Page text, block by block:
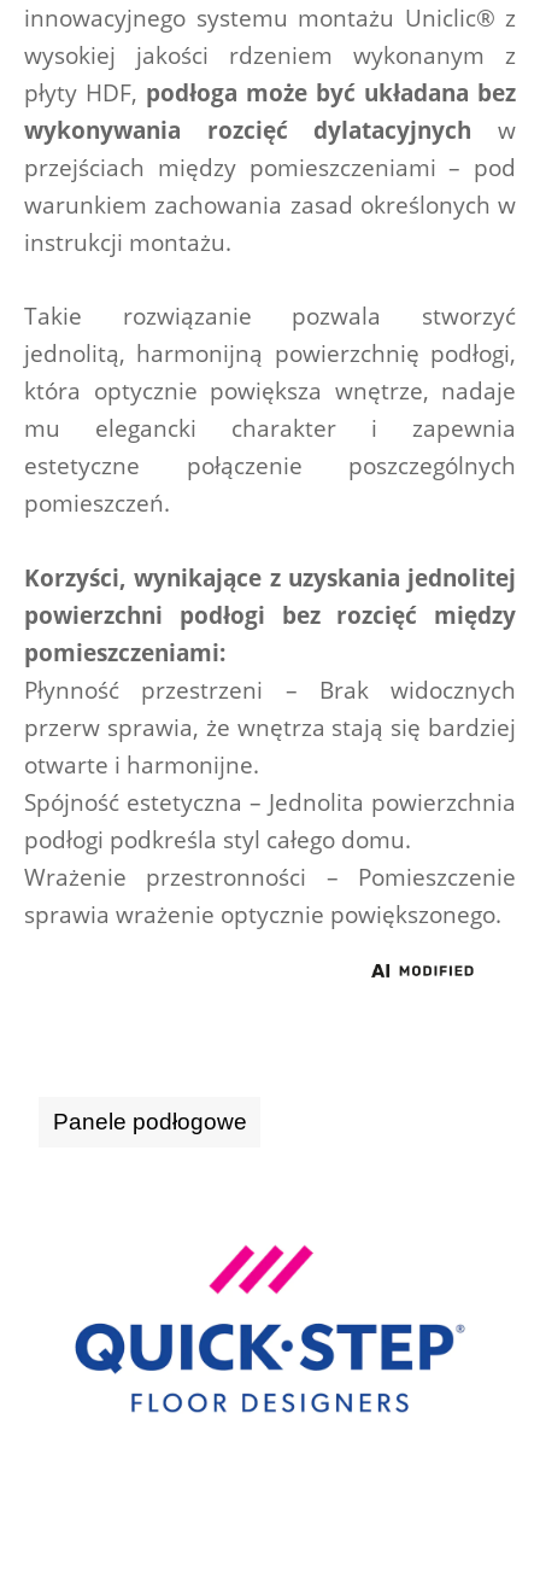
innowacyjnego systemu montażu Uniclic® z
wysokiej jakości rdzeniem wykonanym z
płyty HDF, podłoga może być układana bez
wykonywania rozcięć dylatacyjnych w
przejściach między pomieszczeniami – pod
warunkiem zachowania zasad określonych w
instrukcji montażu.
Takie rozwiązanie pozwala stworzyć
jednolitą, harmonijną powierzchnię podłogi,
która optycznie powiększa wnętrze, nadaje
mu elegancki charakter i zapewnia
estetyczne połączenie poszczególnych
pomieszczeń.
Korzyści, wynikające z uzyskania jednolitej
powierzchni podłogi bez rozcięć między
pomieszczeniami:
Płynność przestrzeni – Brak widocznych
przerw sprawia, że wnętrza stają się bardziej
otwarte i harmonijne.
Spójność estetyczna – Jednolita powierzchnia
podłogi podkreśla styl całego domu.
Wrażenie przestronności – Pomieszczenie
sprawia wrażenie optycznie powiększonego.
Panele podłogowe